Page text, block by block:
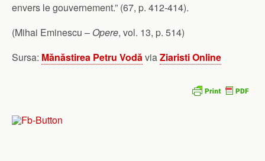
envers le gouvernement.” (67, p. 412-414).
(Mihai Eminescu – Opere, vol. 13, p. 514)
Sursa: Mănăstirea Petru VodăviaZiaristi Online